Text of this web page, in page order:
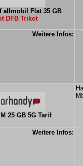
allmobil Flat 35 GB
DFB Trikot
Weitere Infos:
25 GB 5G Tarif
Weitere Infos: